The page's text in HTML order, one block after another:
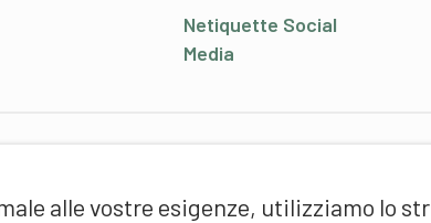
alle vostre esigenze, utilizziamo lo
Netiquette Social
Media